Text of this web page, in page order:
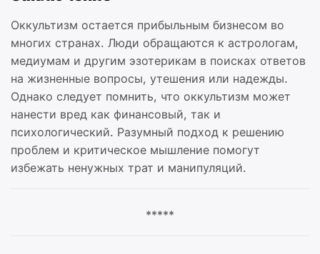
Оккультизм остается прибыльным бизнесом во
многих странах. Люди обращаются к астрологам,
медиумам и другим эзотерикам в поисках ответов
на жизненные вопросы, утешения или надежды.
Однако следует помнить, что оккультизм может
нанести вред как финансовый, так и
психологический. Разумный подход к решению
проблем и критическое мышление помогут
избежать ненужных трат и манипуляций.
*****